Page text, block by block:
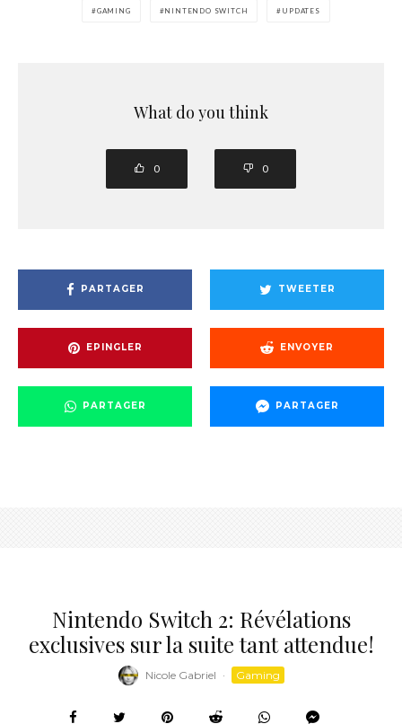
GAMING NINTENDO SWITCH UPDATES
What do you think
0 0
PARTAGER TWEETER
EPINGLER ENVOYER
PARTAGER PARTAGER
Nintendo Switch 2: Révélations
exclusives sur la suite tant attendue!
Nicole Gabriel · Gaming